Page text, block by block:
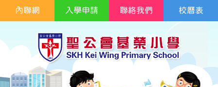
校曆表
內聯網 入學申請 聯絡我們